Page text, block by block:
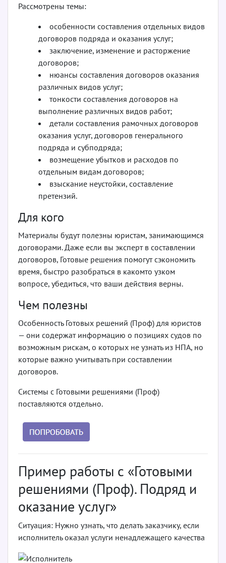
Рассмотрены темы:
особенности составления отдельных видов
договоров подряда и оказания услуг;
заключение, изменение и расторжение
договоров;
нюансы составления договоров оказания
различных видов услуг;
тонкости составления договоров на
выполнение различных видов работ;
детали составления рамочных договоров
оказания услуг, договоров генерального
подряда и суб­подряда;
возмещение убытков и расходов по
отдельным видам договоров;
взыскание неустойки, составление
претензий.
Для кого
Материалы будут полезны юристам, занимающимся
договорами. Даже если вы эксперт в составлении
договоров, Готовые решения помогут сэкономить
время, быстро разобраться в каком­то узком
вопросе, убедиться, что ваши действия верны.
Чем полезны
Особенность Готовых решений (Проф) для юристов
— они содержат информацию о позициях судов по
возможным рискам, о которых не узнать из НПА, но
которые важно учитывать при составлении
договоров.
Системы с Готовыми решениями (Проф)
поставляются отдельно.
Пример работы с «Готовыми
решениями (Проф). Подряд и
оказание услуг»
Ситуация: Нужно узнать, что делать заказчику, если
исполнитель оказал услуги ненадлежащего качества